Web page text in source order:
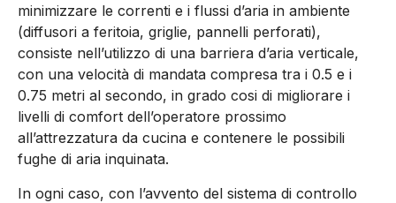
minimizzare le correnti e i flussi d’aria in ambiente
(diffusori a feritoia, griglie, pannelli perforati),
consiste nell’utilizzo di una barriera d’aria verticale,
con una velocità di mandata compresa tra i 0.5 e i
0.75 metri al secondo, in grado cosi di migliorare i
livelli di comfort dell’operatore prossimo
all’attrezzatura da cucina e contenere le possibili
fughe di aria inquinata.
In ogni caso, con l’avvento del sistema di controllo